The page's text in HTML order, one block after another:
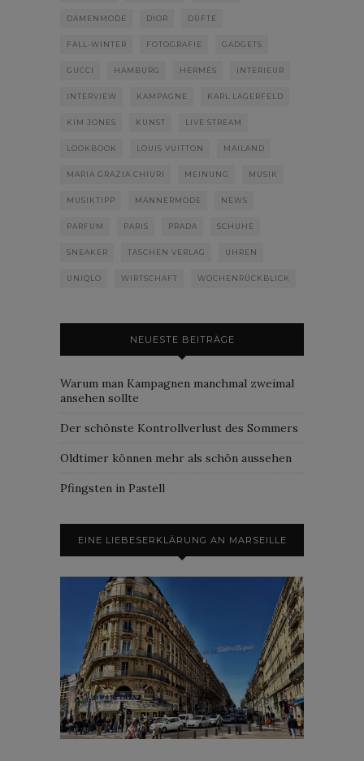
DAMENMODE DIOR DÜFTE
FALL-WINTER FOTOGRAFIE GADGETS
GUCCI HAMBURG HERMÈS INTERIEUR
INTERVIEW KAMPAGNE KARL LAGERFELD
KIM JONES KUNST LIVE STREAM
LOOKBOOK LOUIS VUITTON MAILAND
MARIA GRAZIA CHIURI MEINUNG MUSIK
MUSIKTIPP MÄNNERMODE NEWS
PARFUM PARIS PRADA SCHUHE
SNEAKER TASCHEN VERLAG UHREN
UNIQLO WIRTSCHAFT WOCHENRÜCKBLICK
NEUESTE BEITRÄGE
Warum man Kampagnen manchmal zweimal
ansehen sollte
Der schönste Kontrollverlust des Sommers
Oldtimer können mehr als schön aussehen
Pfingsten in Pastell
EINE LIEBESERKLÄRUNG AN MARSEILLE